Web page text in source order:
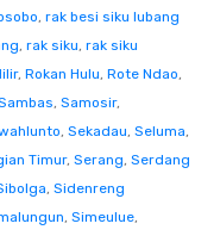
, rak besi siku lubang
, rak siku, rak siku
, Rokan Hulu, Rote Ndao,
, Samosir,
, Sekadau, Seluma,
Timur, Serang, Serdang
, Sidenreng
, Simeulue,